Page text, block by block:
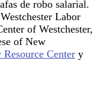
de robo salarial.
Labor
of Westchester,
of New
Center y